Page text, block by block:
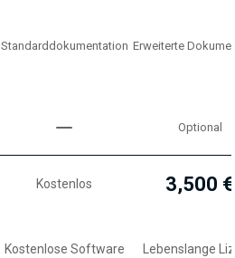
Standarddokumentation Erweiterte
Optional
Kostenlos 3,500 €
Kostenlose Software Lebenslange